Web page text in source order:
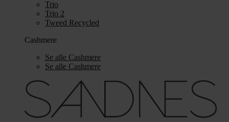
Trio
Trio 2
Tweed Recycled
Cashmere
Se alle Cashmere
Se alle Cashmere